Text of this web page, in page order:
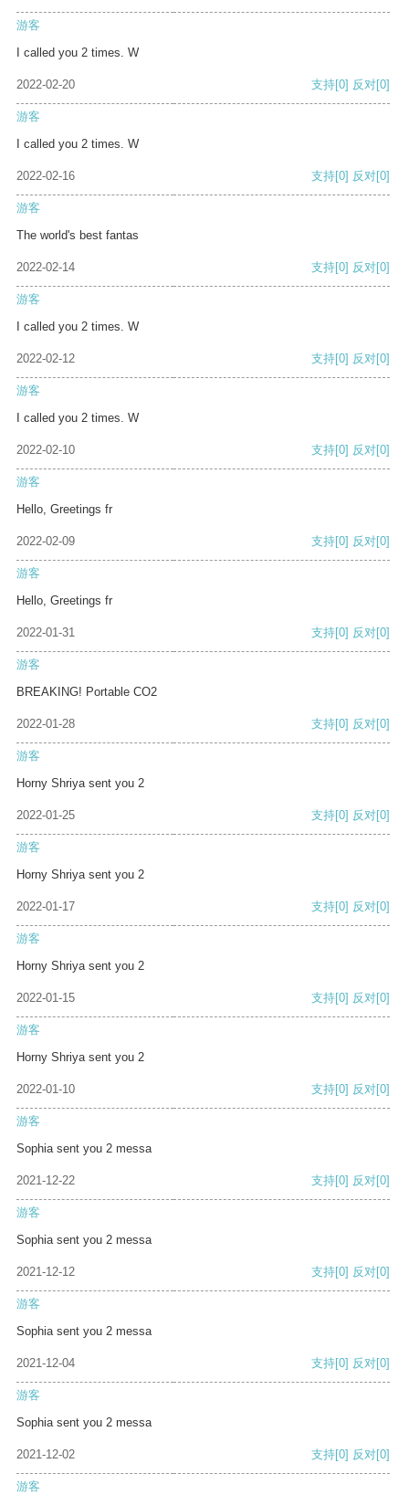
游客
I called you 2 times. W
2022-02-20 支持[0] 反对[0]
游客
I called you 2 times. W
2022-02-16 支持[0] 反对[0]
游客
The world's best fantas
2022-02-14 支持[0] 反对[0]
游客
I called you 2 times. W
2022-02-12 支持[0] 反对[0]
游客
I called you 2 times. W
2022-02-10 支持[0] 反对[0]
游客
Hello, Greetings fr
2022-02-09 支持[0] 反对[0]
游客
Hello, Greetings fr
2022-01-31 支持[0] 反对[0]
游客
BREAKING! Portable CO2
2022-01-28 支持[0] 反对[0]
游客
Horny Shriya sent you 2
2022-01-25 支持[0] 反对[0]
游客
Horny Shriya sent you 2
2022-01-17 支持[0] 反对[0]
游客
Horny Shriya sent you 2
2022-01-15 支持[0] 反对[0]
游客
Horny Shriya sent you 2
2022-01-10 支持[0] 反对[0]
游客
Sophia sent you 2 messa
2021-12-22 支持[0] 反对[0]
游客
Sophia sent you 2 messa
2021-12-12 支持[0] 反对[0]
游客
Sophia sent you 2 messa
2021-12-04 支持[0] 反对[0]
游客
Sophia sent you 2 messa
2021-12-02 支持[0] 反对[0]
游客